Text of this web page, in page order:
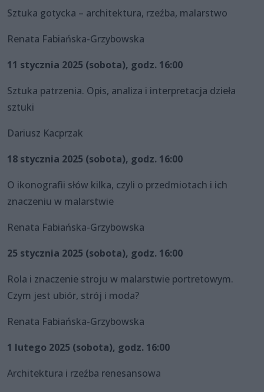
Sztuka gotycka – architektura, rzeźba, malarstwo
Renata Fabiańska-Grzybowska
11 stycznia 2025 (sobota), godz. 16:00
Sztuka patrzenia. Opis, analiza i interpretacja dzieła
sztuki
Dariusz Kacprzak
18 stycznia 2025 (sobota), godz. 16:00
O ikonografii słów kilka, czyli o przedmiotach i ich
znaczeniu w malarstwie
Renata Fabiańska-Grzybowska
25 stycznia 2025 (sobota), godz. 16:00
Rola i znaczenie stroju w malarstwie portretowym.
Czym jest ubiór, strój i moda?
Renata Fabiańska-Grzybowska
1 lutego 2025 (sobota), godz. 16:00
Architektura i rzeźba renesansowa